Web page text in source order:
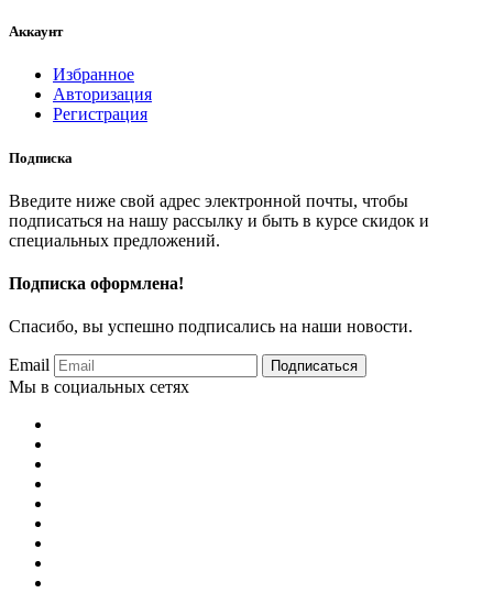
Аккаунт
Избранное
Авторизация
Регистрация
Подписка
Введите ниже свой адрес электронной почты, чтобы
подписаться на нашу рассылку и быть в курсе скидок и
специальных предложений.
Подписка оформлена!
Спасибо, вы успешно подписались на наши новости.
Email Подписаться
Мы в социальных сетях